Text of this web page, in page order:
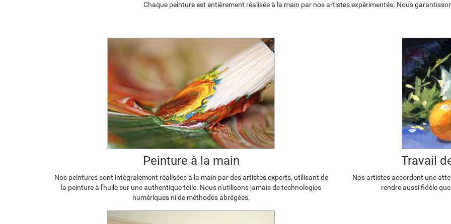
Chaque peinture est entièrement réalisée à la main par nos artistes expérimentés. Nous
Peinture à la main
Nos peintures sont intégralement réalisées à la main par des artistes experts, utilisant de
la peinture à l'huile sur une authentique toile. Nous n'utilisons jamais de technologies
numériques ni de méthodes abrégées.
Travail
Nos artistes accordent une
rendre aussi fidèle